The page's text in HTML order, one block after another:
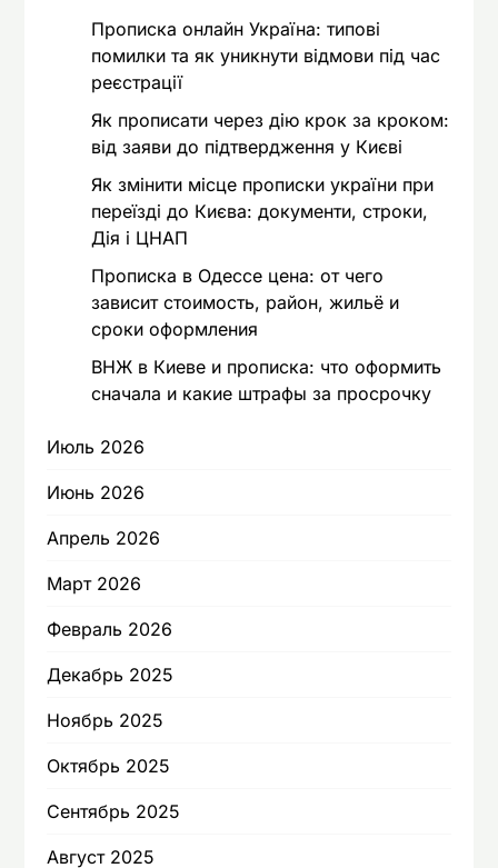
Прописка онлайн Україна: типові
помилки та як уникнути відмови під час
реєстрації
Як прописати через дію крок за кроком:
від заяви до підтвердження у Києві
Як змінити місце прописки україни при
переїзді до Києва: документи, строки,
Дія і ЦНАП
Прописка в Одессе цена: от чего
зависит стоимость, район, жильё и
сроки оформления
ВНЖ в Киеве и прописка: что оформить
сначала и какие штрафы за просрочку
Июль 2026
Июнь 2026
Апрель 2026
Март 2026
Февраль 2026
Декабрь 2025
Ноябрь 2025
Октябрь 2025
Сентябрь 2025
Август 2025